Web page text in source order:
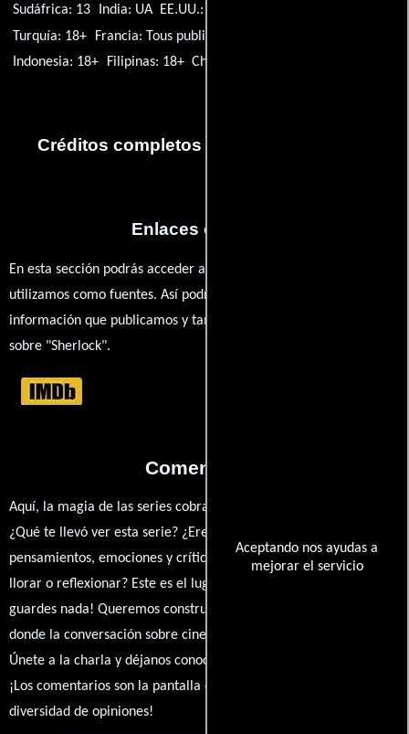
Aceptando nos ayudas a
mejorar el servicio
Sudáfrica: 13 India: UA EE.UU.: TV-14
Turquía: 18+
Francia: Tous publics
Indonesia: 18+
Filipinas: 18+ Chile: 13+
Créditos completos de la serie Sherlock
Enlaces externos
En esta sección podrás acceder a los recursos externos que
utilizamos como fuentes. Así podrás chequear toda la
información que publicamos y también ampliar tu conocimiento
sobre "Sherlock".
Comentarios
Aquí, la magia de las series cobra vida a través de tus opiniones.
¿Qué te llevó ver esta serie? ¿Eres fan de? Comparte tus
pensamientos, emociones y críticas sobre Sherlock. ¿Te hizo reír,
llorar o reflexionar? Este es el lugar para expresarlo. ¡No te
guardes nada! Queremos construir una comunidad apasionada
donde la conversación sobre cine y series nunca se detenga.
Únete a la charla y déjanos conocer tu mundo cinematográfico.
¡Los comentarios son la pantalla donde se proyecta nuestra
diversidad de opiniones!